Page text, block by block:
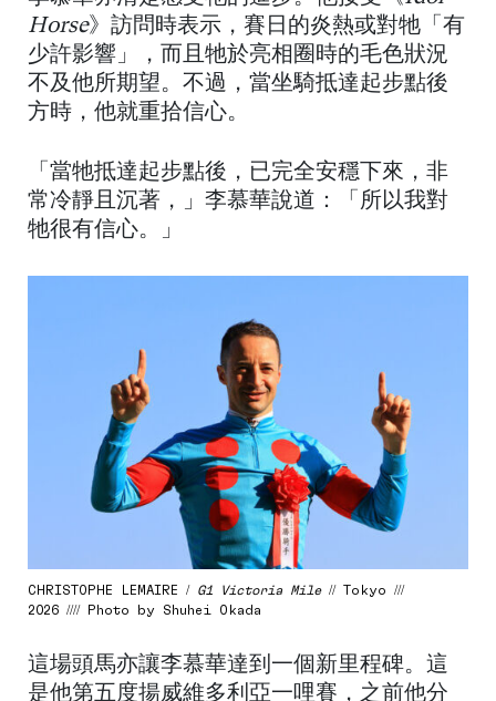
Horse》訪問時表示，賽日的炎熱或對牠「有
少許影響」，而且牠於亮相圈時的毛色狀況
不及他所期望。不過，當坐騎抵達起步點後
方時，他就重拾信心。
「當牠抵達起步點後，已完全安穩下來，非
常冷靜且沉著，」李慕華說道：「所以我對
牠很有信心。」
CHRISTOPHE LEMAIRE / G1 Victoria Mile// Tokyo ///
2026 //// Photo by Shuhei Okada
這場頭馬亦讓李慕華達到一個新里程碑。這
是他第五度揚威維多利亞一哩賽，之前他分